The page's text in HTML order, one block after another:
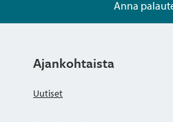
Anna
Ajankohtaista
Uutiset